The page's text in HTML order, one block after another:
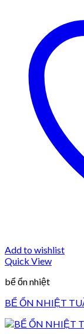
Add to wishlist
Quick View
bể ổn nhiệt
BỂ ỔN NHIỆT